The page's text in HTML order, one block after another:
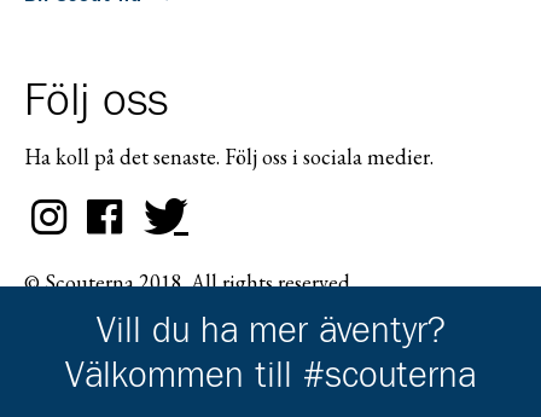
Följ oss
Ha koll på det senaste. Följ oss i sociala medier.
© Scouterna 2018. All rights reserved.
Vill du ha mer äventyr?
Välkommen till #scouterna